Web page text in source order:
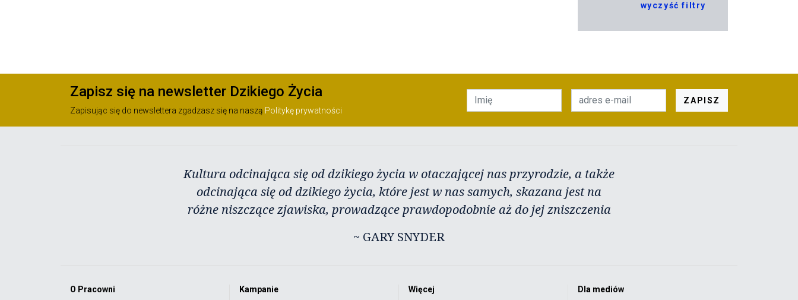
wyczyść filtry
Zapisz się na newsletter Dzikiego Życia
Zapisując się do newslettera zgadzasz się na naszą Politykę prywatności
ZAPISZ
Kultura odcinająca się od dzikiego życia w otaczającej nas przyrodzie, a także
odcinająca się od dzikiego życia, które jest w nas samych, skazana jest na
różne niszczące zjawiska, prowadzące prawdopodobnie aż do jej zniszczenia
~ GARY SNYDER
O Pracowni
Kampanie
Więcej
Dla mediów